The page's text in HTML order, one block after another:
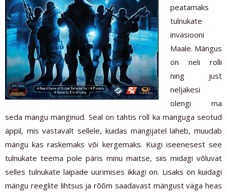
peatamaks
tulnukate
invasiooni
Maale. Mängus
on neli rolli
ning just
neljakesi
olengi ma
seda mängu mänginud. Seal on tähtis roll ka mänguga seotud
äppil, mis vastavalt sellele, kuidas mängijatel läheb, muudab
mängu kas raskemaks või kergemaks. Kuigi iseenesest see
tulnukate teema pole päris minu maitse, siis midagi võluvat
selles tulnukate laipade uurimises ikkagi on. Lisaks on kuidagi
mängu reeglite lihtsus ja rõõm saadavast mängust väga heas